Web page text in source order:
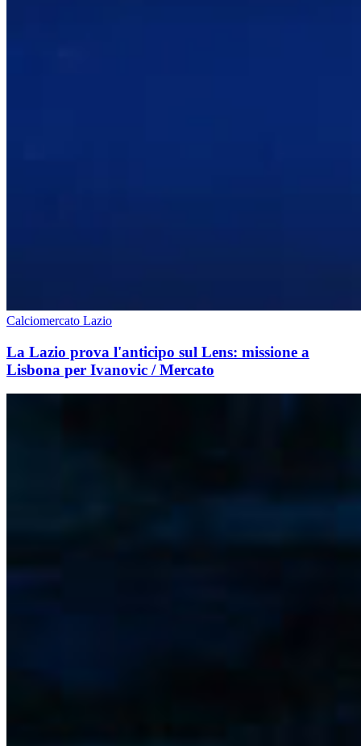
Calciomercato Lazio
La Lazio prova l'anticipo sul Lens: missione a
Lisbona per Ivanovic / Mercato